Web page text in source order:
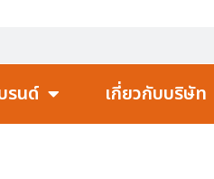
รนด์ เกี่ยวกับบริษัท